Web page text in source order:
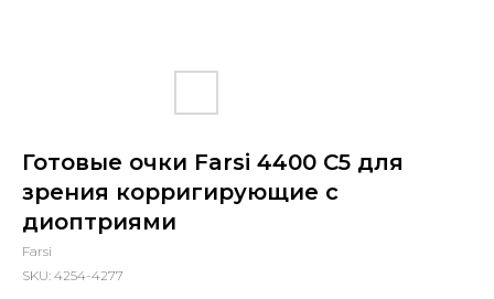
Готовые очки Farsi 4400 С5 для
зрения корригирующие с
диоптриями
Farsi
SKU: 4254-4277